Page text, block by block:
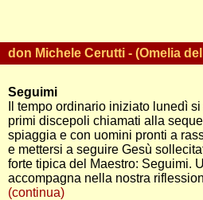
don Michele Cerutti - (Omelia
Seguimi
Il tempo ordinario iniziato lunedì
primi discepoli chiamati alla
spiaggia e con uomini pronti a
e mettersi a seguire Gesù
forte tipica del Maestro: Seguimi.
accompagna nella nostra
(continua)